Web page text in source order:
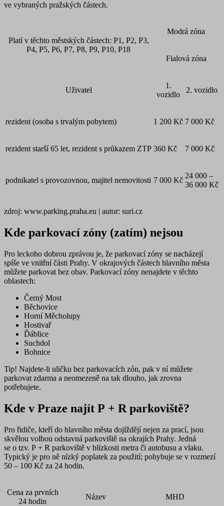
ve vybraných pražských částech.
Platí v těchto městských částech: P1, P2, P3,
P4, P5, P6, P7, P8, P9, P10, P18
Modrá zóna
Fialová zóna
Uživatel
1.
vozidlo
2. vozidlo
rezident (osoba s trvalým pobytem) 1 200 Kč 7 000 Kč
rezident starší 65 let, rezident s průkazem ZTP 360 Kč 7 000 Kč
podnikatel s provozovnou, majitel nemovitosti 7 000 Kč
24 000 –
36 000 Kč
zdroj: www.parking.praha.eu | autor: suri.cz
Kde parkovací zóny (zatím) nejsou
Pro leckoho dobrou zprávou je, že parkovací zóny se nacházejí
spíše ve vnitřní části Prahy. V okrajových částech hlavního města
můžete parkovat bez obav. Parkovací zóny nenajdete v těchto
oblastech:
Černý Most
Běchovice
Horní Měcholupy
Hostivař
Ďáblice
Suchdol
Bohnice
Tip! Najdete-li uličku bez parkovacích zón, pak v ní můžete
parkovat zdarma a neomezeně na tak dlouho, jak zrovna
potřebujete.
Kde v Praze najít P + R parkoviště?
Pro řidiče, kteří do hlavního města dojíždějí nejen za prací, jsou
skvělou volbou odstavná parkoviště na okrajích Prahy. Jedná
se o tzv. P + R parkoviště v blízkosti metra či autobusu a vlaku.
Typický je pro ně nízký poplatek za použití; pohybuje se v rozmezí
50 – 100 Kč za 24 hodin.
Cena za prvních
24 hodin
Název MHD